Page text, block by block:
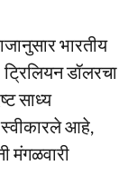
भारतीय
डॉलरचा
साध्य
आहे,
मंगळवारी